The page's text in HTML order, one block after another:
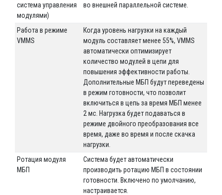
система управления
модулями)
во внешней параллельной системе.
Работа в режиме
VMMS
Когда уровень нагрузки на каждый
модуль составляет менее 55%, VMMS
автоматически оптимизирует
количество модулей в цепи для
повышения эффективности работы.
Дополнительные МБП будут переведены
в режим готовности, что позволит
включиться в цепь за время МБП менее
2 мс. Нагрузка будет подаваться в
режиме двойного преобразования все
время, даже во время и после скачка
нагрузки.
Ротация модуля
МБП
Система будет автоматически
производить ротацию МБП в состоянии
готовности. Включено по умолчанию,
настраивается.